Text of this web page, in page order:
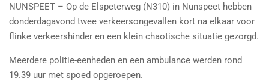
NUNSPEET – Op de Elspeterweg (N310) in Nunspeet hebben
donderdagavond twee verkeersongevallen kort na elkaar voor
flinke verkeershinder en een klein chaotische situatie gezorgd.
Meerdere politie-eenheden en een ambulance werden rond
19.39 uur met spoed opgeroepen.